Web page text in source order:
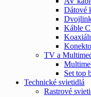
Dátové
Káble
TV a
Set top
Technické svietidlá
Rastrové